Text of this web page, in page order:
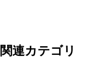
関連カテゴリ